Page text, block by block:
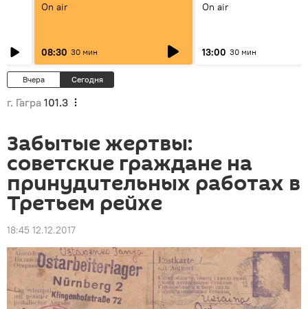
On air
08:30 30 мин
On air
13:00 30 мин
Вчера Сегодня
г. Гагра 101.3
Забытые жертвы:
советские граждане на
принудительных работах в
Третьем рейхе
18:45 12.12.2017